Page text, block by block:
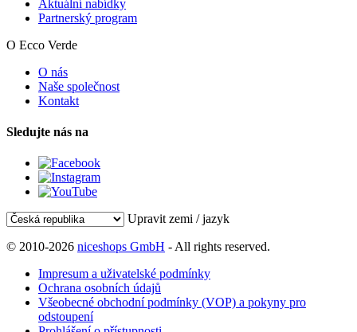
Aktuální nabídky
Partnerský program
O Ecco Verde
O nás
Naše společnost
Kontakt
Sledujte nás na
Upravit zemi / jazyk
© 2010-2026 niceshops GmbH - All rights reserved.
Impresum a uživatelské podmínky
Ochrana osobních údajů
Všeobecné obchodní podmínky (VOP) a pokyny pro
odstoupení